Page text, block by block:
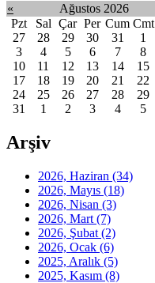
« Ağustos 2026
Pzt
Sal Çar Per Cum Cmt
27
28 29 30 31 1
3
4 5 6 7 8
10
11 12 13 14 15
17
18 19 20 21 22
24
25 26 27 28 29
31
1 2 3 4 5
Arşiv
2026, Haziran (34)
2026, Mayıs (18)
2026, Nisan (3)
2026, Mart (7)
2026, Şubat (2)
2026, Ocak (6)
2025, Aralık (5)
2025, Kasım (8)